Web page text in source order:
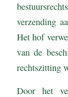
verzending
Het hof
van de
rechtszitting
Door het